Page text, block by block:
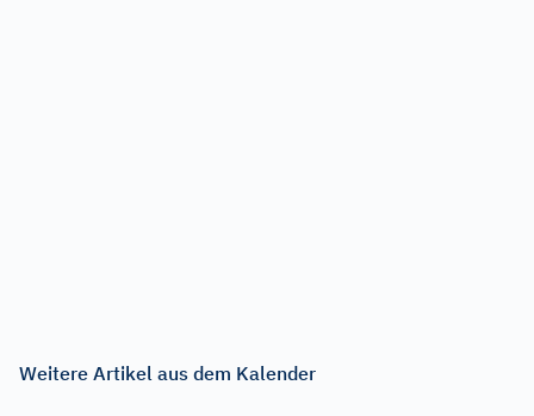
Weitere Artikel aus dem Kalender